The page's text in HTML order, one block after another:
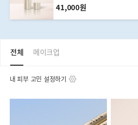
41,000원
전체 메이크업
내 피부 고민 설정하기